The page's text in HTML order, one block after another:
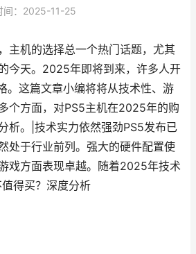
间：2025-11-25
主机的选择总一个热门话题，尤其
今天。2025年即将到来，许多人开
。这篇文章小编将将从技术性、游
个方面，对PS5主机在2025年的购
析。|技术实力依然强劲PS5发布已
处于行业前列。强大的硬件配置使
戏方面表现卓越。随着2025年技术
得买？深度分析